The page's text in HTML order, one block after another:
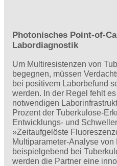
Photonisches Point-of-
Labordiagnostik
Um Multiresistenzen von
begegnen, müssen
bei positivem Laborbefund
werden. In der Regel fehlt
notwendigen
Prozent der Tuberkulose-
Entwicklungs- und
»Zeitaufgelöste
Multiparameter-Analyse von
beispielgebend bei
werden die Partner eine